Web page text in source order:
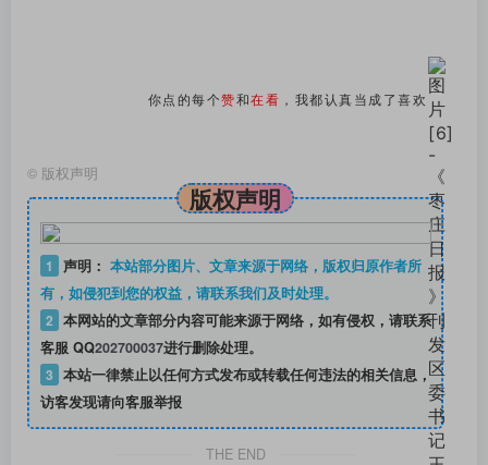
你点的每个赞和在看 ，我都认真当成了喜欢
© 版权声明
版权声明
1 声明： 本站部分图片、文章来源于网络，版权归原作者所
有，如侵犯到您的权益，请联系我们及时处理。
2 本网站的文章部分内容可能来源于网络，如有侵权，请联系
客服 QQ202700037进行删除处理。
3 本站一律禁止以任何方式发布或转载任何违法的相关信息，
访客发现请向客服举报
THE END